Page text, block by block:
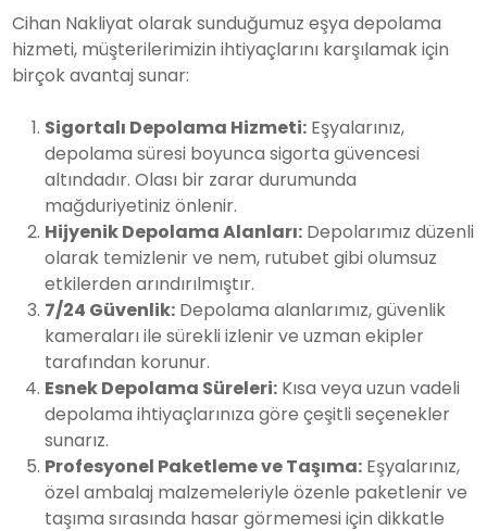
Cihan Nakliyat olarak sunduğumuz eşya depolama
hizmeti, müşterilerimizin ihtiyaçlarını karşılamak için
birçok avantaj sunar:
Sigortalı Depolama Hizmeti: Eşyalarınız,
depolama süresi boyunca sigorta güvencesi
altındadır. Olası bir zarar durumunda
mağduriyetiniz önlenir.
Hijyenik Depolama Alanları: Depolarımız düzenli
olarak temizlenir ve nem, rutubet gibi olumsuz
etkilerden arındırılmıştır.
7/24 Güvenlik: Depolama alanlarımız, güvenlik
kameraları ile sürekli izlenir ve uzman ekipler
tarafından korunur.
Esnek Depolama Süreleri: Kısa veya uzun vadeli
depolama ihtiyaçlarınıza göre çeşitli seçenekler
sunarız.
Profesyonel Paketleme ve Taşıma: Eşyalarınız,
özel ambalaj malzemeleriyle özenle paketlenir ve
taşıma sırasında hasar görmemesi için dikkatle